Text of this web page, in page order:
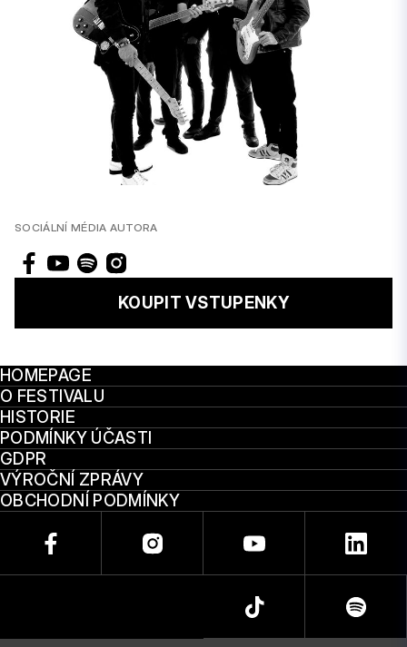
SOCIÁLNÍ MÉDIA AUTORA
KOUPIT VSTUPENKY
HOMEPAGE
O FESTIVALU
HISTORIE
PODMÍNKY ÚČASTI
GDPR
VÝROČNÍ ZPRÁVY
OBCHODNÍ PODMÍNKY